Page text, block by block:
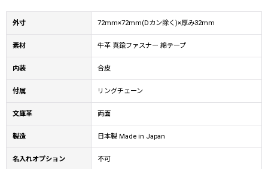
外寸 72mm×72mm(Dカン除く)×厚み32mm
素材 牛革 真鍮ファスナー 綿テープ
内装 合皮
付属 リングチェーン
文庫革 両面
製造 日本製 Made in Japan
名入れオプション 不可